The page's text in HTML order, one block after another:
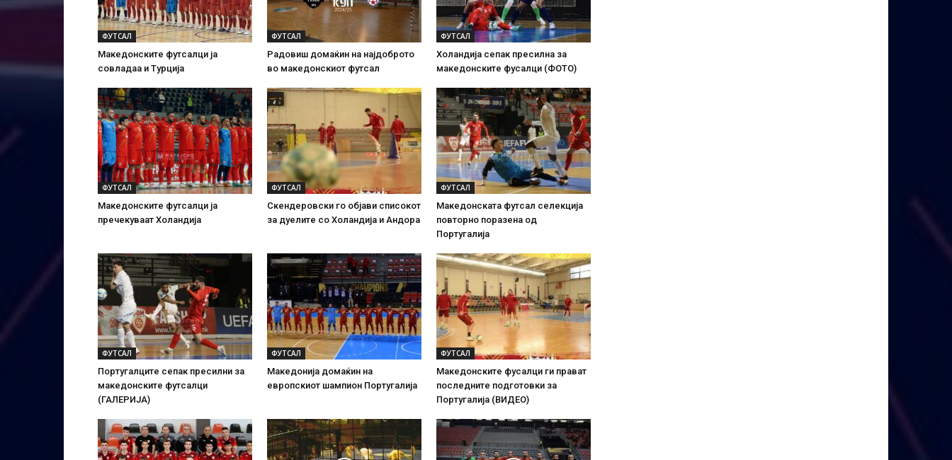
ФУТСАЛ
Македонските футсалци ја
совладаа и Турција
ФУТСАЛ
Радовиш домаќин на најдоброто
во македонскиот футсал
ФУТСАЛ
Холандија сепак пресилна за
македонските фусалци (ФОТО)
ФУТСАЛ
Македонските футсалци ја
пречекуваат Холандија
ФУТСАЛ
Скендеровски го објави списокот
за дуелите со Холандија и Андора
ФУТСАЛ
Македонската футсал селекција
повторно поразена од
Португалија
ФУТСАЛ
Португалците сепак пресилни за
македонските футсалци
(ГАЛЕРИЈА)
ФУТСАЛ
Македонија домаќин на
европскиот шампион Португалија
ФУТСАЛ
Македонските фусалци ги прават
последните подготовки за
Португалија (ВИДЕО)